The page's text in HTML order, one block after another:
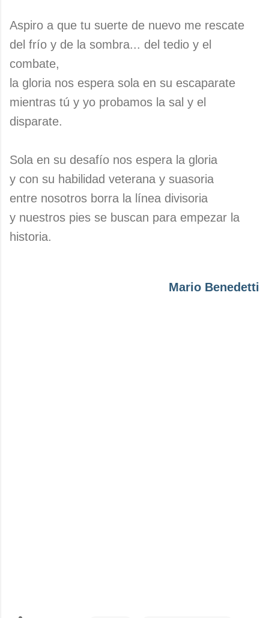
Aspiro a que tu suerte de nuevo me rescate
del frío y de la sombra... del tedio y el
combate,
la gloria nos espera sola en su escaparate
mientras tú y yo probamos la sal y el
disparate.
Sola en su desafío nos espera la gloria
y con su habilidad veterana y suasoria
entre nosotros borra la línea divisoria
y nuestros pies se buscan para empezar la
historia.
Mario Benedetti